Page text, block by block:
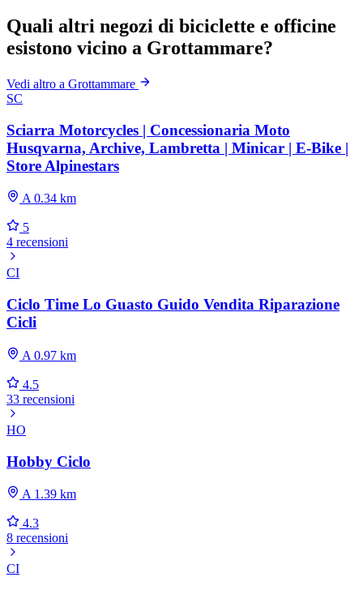
Quali altri negozi di biciclette e officine
esistono vicino a Grottammare?
Vedi altro a Grottammare
SC
Sciarra Motorcycles | Concessionaria Moto
Husqvarna, Archive, Lambretta | Minicar | E-Bike |
Store Alpinestars
A 0.34 km
5
4 recensioni
CI
Ciclo Time Lo Guasto Guido Vendita Riparazione
Cicli
A 0.97 km
4.5
33 recensioni
HO
Hobby Ciclo
A 1.39 km
4.3
8 recensioni
CI